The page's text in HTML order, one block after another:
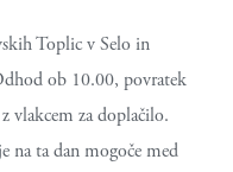
Toplic v Selo in
ob 10.00, povratek
vlakcem za doplačilo.
na ta dan mogoče med